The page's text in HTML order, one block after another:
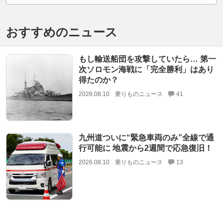
おすすめのニュース
もし輸送船団を攻撃していたら… 第一
次ソロモン海戦に「完全勝利」はあり
得たのか？
2026.08.10 乗りものニュース 41
九州道ついに“緊急車両のみ”全線で通
行可能に 地震から2週間で応急復旧！
2026.08.10 乗りものニュース 13